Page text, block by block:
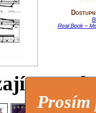
Real Book –
Prosím